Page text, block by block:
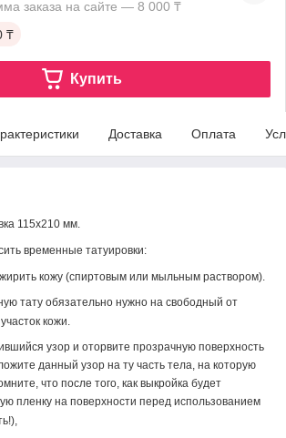
заказа на сайте — 8 000 ₸
₸
Купить
Доставка Оплата
115х210 мм.
временные татуировки:
кожу (спиртовым или мыльным раствором).
тату обязательно нужно на свободный от
кожи.
узор и оторвите прозрачную поверхность
данный узор на ту часть тела, на которую
что после того, как выкройка будет
пленку на поверхности перед использованием